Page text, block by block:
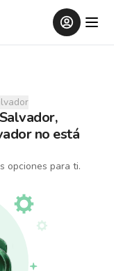
no está
opciones para ti.